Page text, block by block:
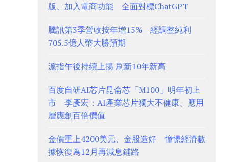
版、加入電商功能 全面對標ChatGPT
騰訊第3季營收按年增15% 經調整純利
705.5億人幣大勝預期
滬指午後持續上揚 刷新10年新高
百度自研AI芯片昆侖芯「M100」明年初上
市 李彥宏：AI產業芯片獨大不健康、應用
層應創百倍價值
金價重上4200美元、金股造好 憧憬經濟數
據恢復為12月再減息鋪路